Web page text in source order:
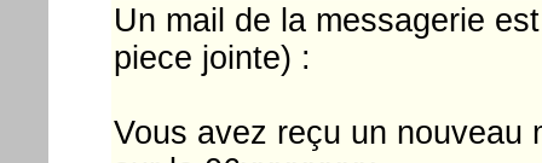
Un mail de la messagerie
piece jointe) :
Vous avez reçu un nouveau